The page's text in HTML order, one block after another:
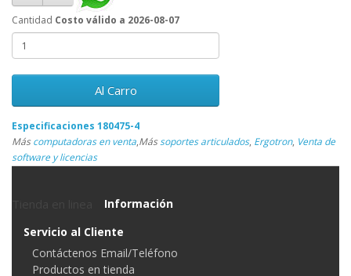
Cantidad Costo válido a 2026-08-07
Al Carro
Especificaciones 180475-4
Máscomputadoras en venta,Mássoportes articulados, Ergotron, Venta de
software y licencias
Información
Servicio al Cliente
Contáctenos Email/Teléfono
Productos en tienda